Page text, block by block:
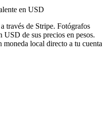
en USD
través de Stripe. Fotógrafos
USD de sus precios en pesos.
moneda local directo a tu cuenta